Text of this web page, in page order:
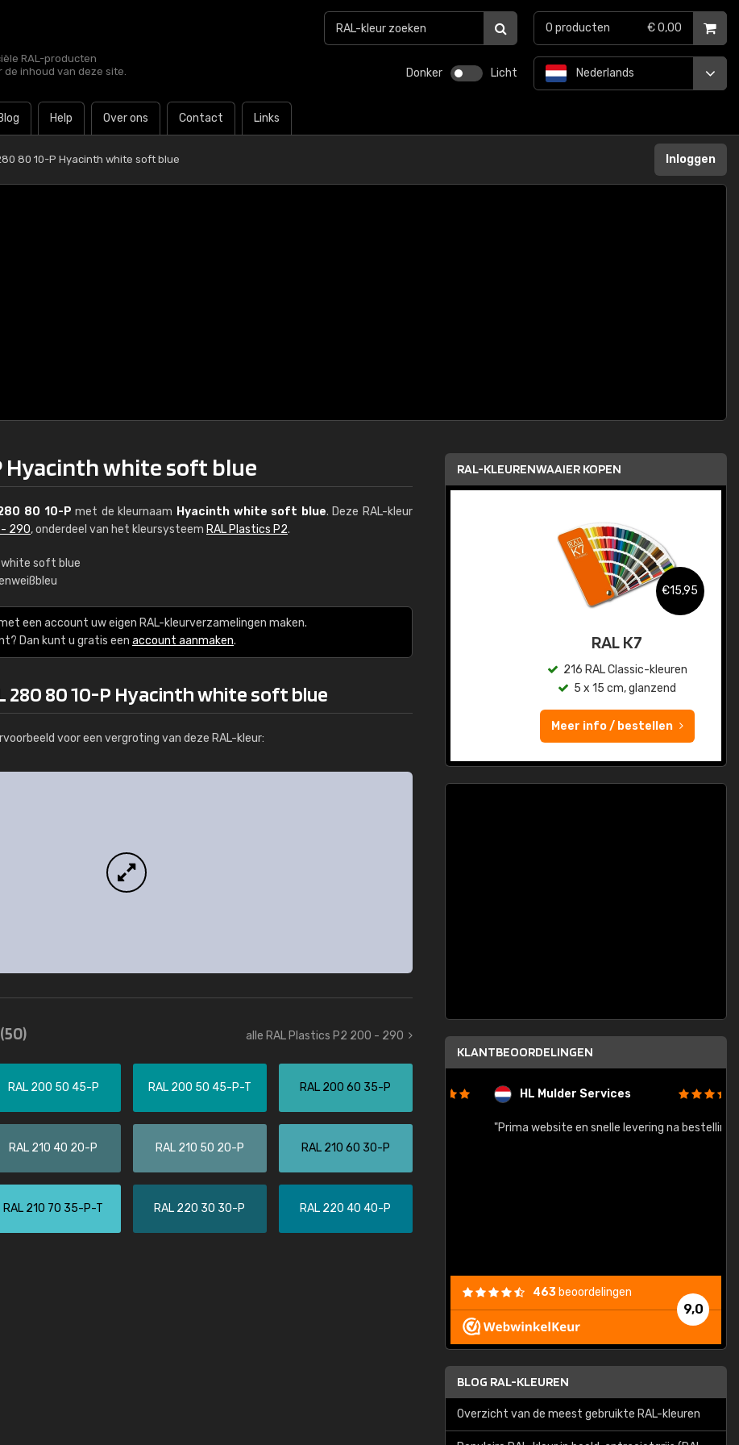
RAL-producten
de inhoud van deze site.
Donker Licht
Help Over ons Contact Links
Nederlands
0 producten € 0,00
80 10-P Hyacinth white soft blue Inloggen
Hyacinth white soft blue
80 10-P met de kleurnaam Hyacinth white soft blue. Deze RAL-kleur
290, onderdeel van het kleursysteem RAL Plastics P2.
soft blue
een account uw eigen RAL-kleurverzamelingen maken.
Dan kunt u gratis een account aanmaken.
280 80 10-P Hyacinth white soft blue
voor een vergroting van deze RAL-kleur:
(50) alle RAL Plastics P2 200 - 290
RAL 200 50 45-P RAL 200 50 45-P-T RAL 200 60 35-P
RAL 210 40 20-P RAL 210 50 20-P RAL 210 60 30-P
RAL 210 70 35-P-T RAL 220 30 30-P RAL 220 40 40-P
RAL-KLEURENWAAIER KOPEN
RAL K7 op waterbasis
5 x 15 cm, glanzend
€15,95
RAL K7
216 RAL Classic-kleuren
5 x 15 cm, glanzend
Meer info / bestellen
KLANTBEOORDELINGEN
Kambier BV
"Super snelle service en zeer betaalbaar!"
HL Mulder Services
"Prima website en snelle levering na bestelling"
9,0
463 beoordelingen
BLOG RAL-KLEUREN
Overzicht van de meest gebruikte RAL-kleuren